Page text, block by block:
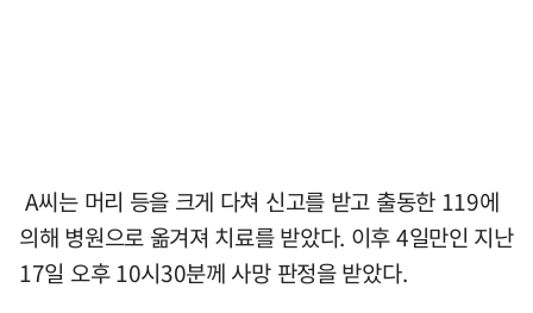
A씨는 머리 등을 크게 다쳐 신고를 받고 출동한 119에
의해 병원으로 옮겨져 치료를 받았다. 이후 4일만인 지난
17일 오후 10시30분께 사망 판정을 받았다.